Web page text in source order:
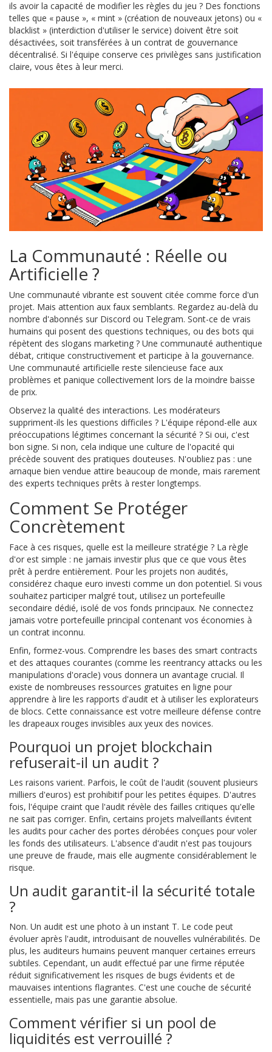
ils avoir la capacité de modifier les règles du jeu ? Des fonctions
telles que « pause », « mint » (création de nouveaux jetons) ou «
blacklist » (interdiction d'utiliser le service) doivent être soit
désactivées, soit transférées à un contrat de gouvernance
décentralisé. Si l'équipe conserve ces privilèges sans justification
claire, vous êtes à leur merci.
La Communauté : Réelle ou
Artificielle ?
Une communauté vibrante est souvent citée comme force d'un
projet. Mais attention aux faux semblants. Regardez au-delà du
nombre d'abonnés sur Discord ou Telegram. Sont-ce de vrais
humains qui posent des questions techniques, ou des bots qui
répètent des slogans marketing ? Une communauté authentique
débat, critique constructivement et participe à la gouvernance.
Une communauté artificielle reste silencieuse face aux
problèmes et panique collectivement lors de la moindre baisse
de prix.
Observez la qualité des interactions. Les modérateurs
suppriment-ils les questions difficiles ? L'équipe répond-elle aux
préoccupations légitimes concernant la sécurité ? Si oui, c'est
bon signe. Si non, cela indique une culture de l'opacité qui
précède souvent des pratiques douteuses. N'oubliez pas : une
arnaque bien vendue attire beaucoup de monde, mais rarement
des experts techniques prêts à rester longtemps.
Comment Se Protéger
Concrètement
Face à ces risques, quelle est la meilleure stratégie ? La règle
d'or est simple : ne jamais investir plus que ce que vous êtes
prêt à perdre entièrement. Pour les projets non audités,
considérez chaque euro investi comme un don potentiel. Si vous
souhaitez participer malgré tout, utilisez un portefeuille
secondaire dédié, isolé de vos fonds principaux. Ne connectez
jamais votre portefeuille principal contenant vos économies à
un contrat inconnu.
Enfin, formez-vous. Comprendre les bases des smart contracts
et des attaques courantes (comme les reentrancy attacks ou les
manipulations d'oracle) vous donnera un avantage crucial. Il
existe de nombreuses ressources gratuites en ligne pour
apprendre à lire les rapports d'audit et à utiliser les explorateurs
de blocs. Cette connaissance est votre meilleure défense contre
les drapeaux rouges invisibles aux yeux des novices.
Pourquoi un projet blockchain
refuserait-il un audit ?
Les raisons varient. Parfois, le coût de l'audit (souvent plusieurs
milliers d'euros) est prohibitif pour les petites équipes. D'autres
fois, l'équipe craint que l'audit révèle des failles critiques qu'elle
ne sait pas corriger. Enfin, certains projets malveillants évitent
les audits pour cacher des portes dérobées conçues pour voler
les fonds des utilisateurs. L'absence d'audit n'est pas toujours
une preuve de fraude, mais elle augmente considérablement le
risque.
Un audit garantit-il la sécurité totale
?
Non. Un audit est une photo à un instant T. Le code peut
évoluer après l'audit, introduisant de nouvelles vulnérabilités. De
plus, les auditeurs humains peuvent manquer certaines erreurs
subtiles. Cependant, un audit effectué par une firme réputée
réduit significativement les risques de bugs évidents et de
mauvaises intentions flagrantes. C'est une couche de sécurité
essentielle, mais pas une garantie absolue.
Comment vérifier si un pool de
liquidités est verrouillé ?